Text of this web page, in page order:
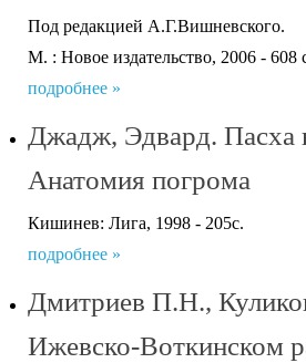
Под редакцией А.Г.Вишневского.
М. : Новое издательство, 2006 - 608
подробнее »
Джадж, Эдвард. Пасха
Анатомия погрома
Кишинев: Лига, 1998 - 205с.
подробнее »
Дмитриев П.Н.,
Ижевско-Воткинском